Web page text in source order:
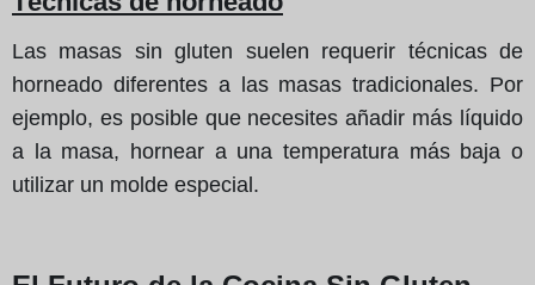
Las masas sin gluten suelen requerir técnicas de
horneado diferentes a las masas tradicionales. Por
ejemplo, es posible que necesites añadir más líquido
a la masa, hornear a una temperatura más baja o
utilizar un molde especial.